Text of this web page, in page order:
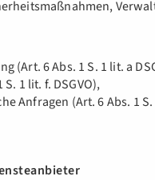
(Art. 6 Abs. 1 S. 1 lit. a
1 lit. f. DSGVO),
Anfragen (Art. 6 Abs. 1